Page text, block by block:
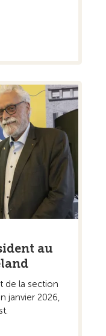
au
de la section
janvier 2026,